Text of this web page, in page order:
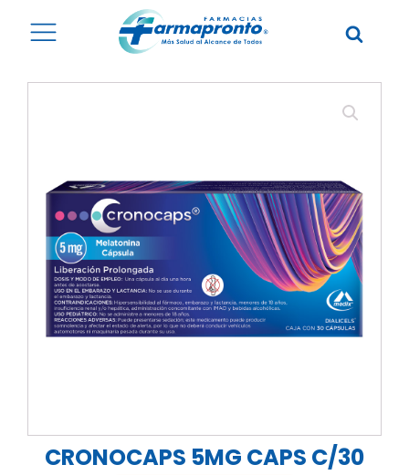
CRONOCAPS 5MG CAPS C/30